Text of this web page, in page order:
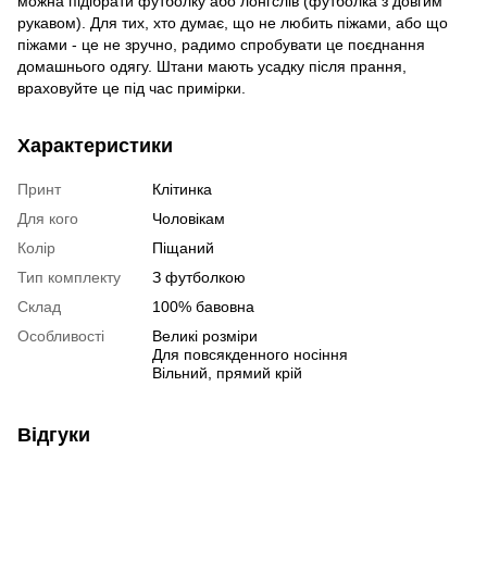
рукавом). Для тих, хто думає, що не любить піжами, або що
піжами - це не зручно, радимо спробувати це поєднання
домашнього одягу. Штани мають усадку після прання,
враховуйте це під час примірки.
Характеристики
Принт
Клітинка
Для кого
Чоловікам
Колір
Піщаний
Тип комплекту
З футболкою
Склад
100% бавовна
Особливості
Великі розміри
Для повсякденного носіння
Вільний, прямий крій
Відгуки